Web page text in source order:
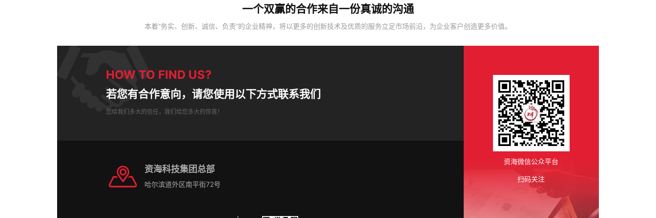
一个双赢的合作来自一份真诚的沟通
本着“务实、创新、诚信、负责”的企业精神，将以更多的创新技术及优质的服务立足市场前沿，为企业客户创造更多价值。
HOW TO FIND US?
若您有合作意向，请您使用以下方式联系我们
您给我们多大的信任，我们给您多大的惊喜！
资海科技集团总部
哈尔滨道外区南平街72号
资海微信公众平台
扫码关注